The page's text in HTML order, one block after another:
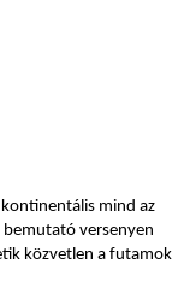
mind az
bemutató versenyen
közvetlen a futamok